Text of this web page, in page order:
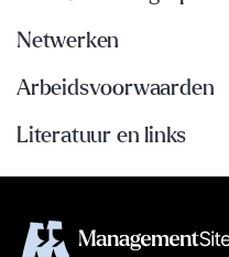
Netwerken
Arbeidsvoorwaarden
Literatuur en links